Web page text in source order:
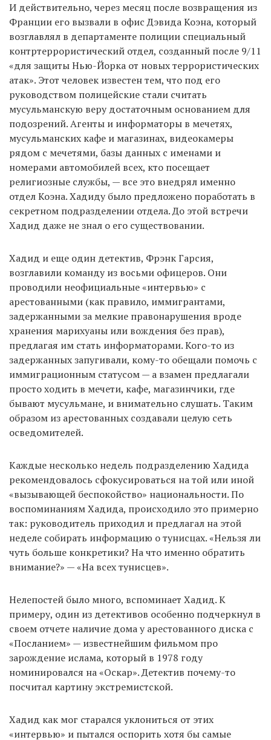
И действительно, через месяц после возвращения из
Франции его вызвали в офис Дэвида Коэна, который
возглавлял в департаменте полиции специальный
контртеррористический отдел, созданный после 9/11
«для защиты Нью-Йорка от новых террористических
атак». Этот человек известен тем, что под его
руководством полицейские стали считать
мусульманскую веру достаточным основанием для
подозрений. Агенты и информаторы в мечетях,
мусульманских кафе и магазинах, видеокамеры
рядом с мечетями, базы данных с именами и
номерами автомобилей всех, кто посещает
религиозные службы, — все это внедрял именно
отдел Коэна. Хадиду было предложено поработать в
секретном подразделении отдела. До этой встречи
Хадид даже не знал о его существовании.
Хадид и еще один детектив, Фрэнк Гарсия,
возглавили команду из восьми офицеров. Они
проводили неофициальные «интервью» с
арестованными (как правило, иммигрантами,
задержанными за мелкие правонарушения вроде
хранения марихуаны или вождения без прав),
предлагая им стать информаторами. Кого-то из
задержанных запугивали, кому-то обещали помочь с
иммиграционным статусом — а взамен предлагали
просто ходить в мечети, кафе, магазинчики, где
бывают мусульмане, и внимательно слушать. Таким
образом из арестованных создавали целую сеть
осведомителей.
Каждые несколько недель подразделению Хадида
рекомендовалось сфокусироваться на той или иной
«вызывающей беспокойство» национальности. По
воспоминаниям Хадида, происходило это примерно
так: руководитель приходил и предлагал на этой
неделе собирать информацию о тунисцах. «Нельзя ли
чуть больше конкретики? На что именно обратить
внимание?» — «На всех тунисцев».
Нелепостей было много, вспоминает Хадид. К
примеру, один из детективов особенно подчеркнул в
своем отчете наличие дома у арестованного диска с
«Посланием» — известнейшим фильмом про
зарождение ислама, который в 1978 году
номинировался на «Оскар». Детектив почему-то
посчитал картину экстремистской.
Хадид как мог старался уклониться от этих
«интервью» и пытался оспорить хотя бы самые